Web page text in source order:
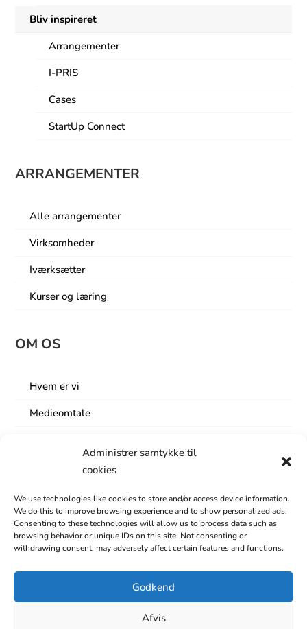
Administrer samtykke til
cookies
We use technologies like cookies to store and/or access device information.
We do this to improve browsing experience and to show personalized ads.
Consenting to these technologies will allow us to process data such as
browsing behavior or unique IDs on this site. Not consenting or
withdrawing consent, may adversely affect certain features and functions.
Godkend
Afvis
Bliv inspireret
Arrangementer
I-PRIS
Cases
StartUp Connect
ARRANGEMENTER
Alle arrangementer
Virksomheder
Iværksætter
Kurser og læring
OM OS
Hvem er vi
Medieomtale
Nyhedsbrev
Årets Business Event
Bestyrelse og repræsentantsskab
Om området
Rapport om erhvervslivet
Samarbejde